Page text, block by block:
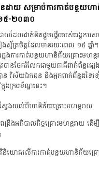
ដាយ​ សម្រាប់​ការ​កាត់​បន្ថយ​ហ
១៥-២០៣០
យ​ដែល​ជា​គំនិត​ផ្តួចផ្តើម​របស់​អង្គកា
ង​ស្ម័គ្រចិត្ត​ដែល​មាន​រយៈពេល​ ១៥​ ឆ្នាំ​
នុង​ការ​កាត់​បន្ថយ​ហានិភ័យ​គ្រោះ​មហន្
វ​បាន​ចែករំលែក​ជាមួយ​ភាគី​ពាក់ព័ន្ធ​ផ្ស
ាន​ វិស័យ​ឯកជន​ និង​អ្នក​ពាក់ព័ន្ធ​ដទ
នុង​ក្របខ័ណ្ឌ​នេះ​។​
វែង​យល់​ពី​ហានិភ័យ​គ្រោះ​មហន្តរាយ​
រឹង​អភិបាលកិច្ច​គ្រោះ​មហន្តរាយ​ ដើ
និយោគ​លើ​ការ​កាត់​បន្ថយ​ហានិភ័យ​គ្រោ